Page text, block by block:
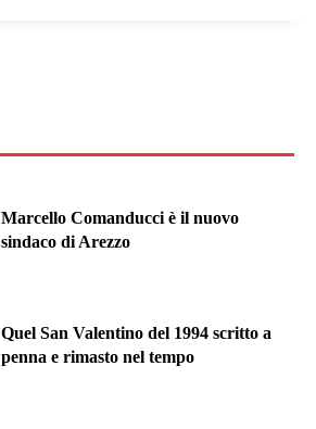
Marcello Comanducci è il nuovo
sindaco di Arezzo
Quel San Valentino del 1994 scritto a
penna e rimasto nel tempo